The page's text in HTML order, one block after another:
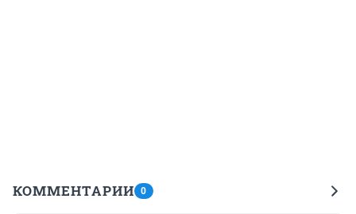
КОММЕНТАРИИ 0